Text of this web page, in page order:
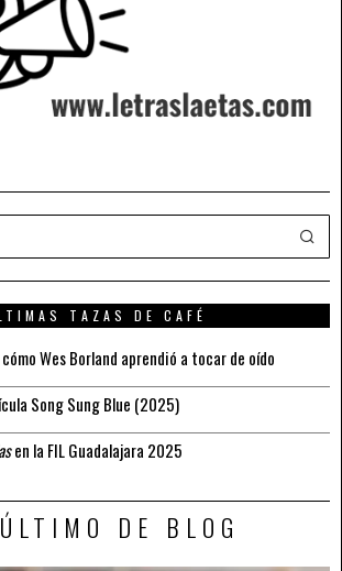
TAZAS DE CAFÉ
Wes Borland aprendió a tocar de oído
Song Sung Blue (2025)
en la FIL Guadalajara 2025
DE BLOG